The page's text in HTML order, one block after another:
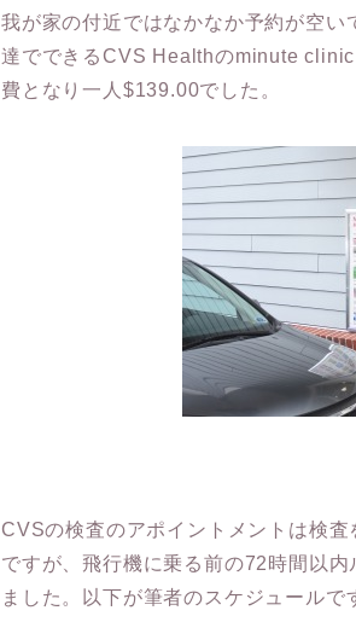
我が家の付近ではなかなか予約が空
達でできるCVS Healthのminute
費となり一人$139.00でした。
CVSの検査のアポイントメントは検
ですが、飛行機に乗る前の72時間以
ました。以下が筆者のスケジュールで